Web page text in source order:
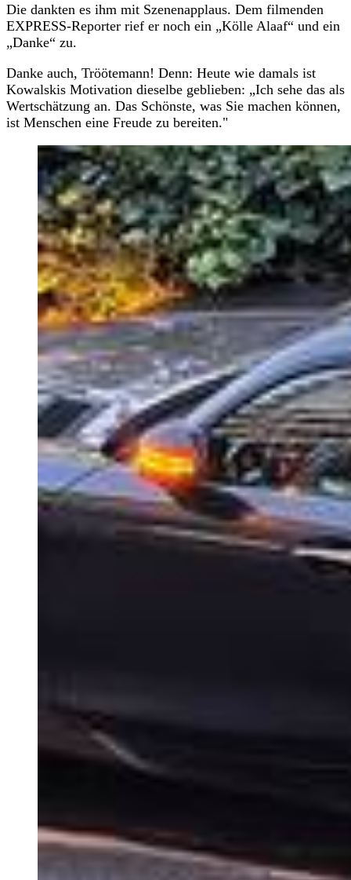
Die dankten es ihm mit Szenenapplaus. Dem filmenden
EXPRESS-Reporter rief er noch ein „Kölle Alaaf“ und ein
„Danke“ zu.
Danke auch, Tröötemann! Denn: Heute wie damals ist
Kowalskis Motivation dieselbe geblieben: „Ich sehe das als
Wertschätzung an. Das Schönste, was Sie machen können,
ist Menschen eine Freude zu bereiten."